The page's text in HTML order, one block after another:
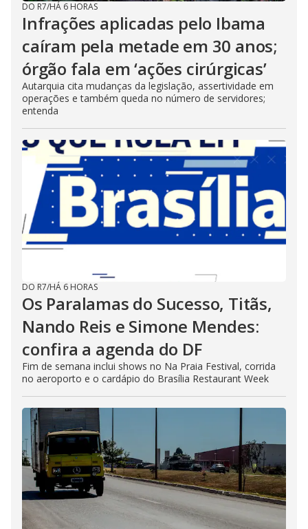
DO R7/HÁ 6 HORAS
Infrações aplicadas pelo Ibama
caíram pela metade em 30 anos;
órgão fala em ‘ações cirúrgicas’
Autarquia cita mudanças da legislação, assertividade em
operações e também queda no número de servidores;
entenda
DO R7/HÁ 6 HORAS
Os Paralamas do Sucesso, Titãs,
Nando Reis e Simone Mendes:
confira a agenda do DF
Fim de semana inclui shows no Na Praia Festival, corrida
no aeroporto e o cardápio do Brasília Restaurant Week